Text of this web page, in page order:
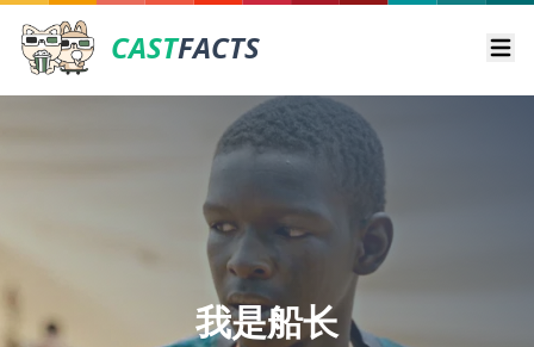
CASTFACTS
我是船长